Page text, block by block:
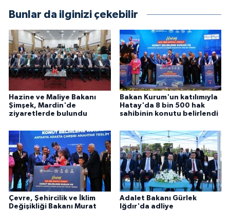
Bunlar da ilginizi çekebilir
Hazine ve Maliye Bakanı
Şimşek, Mardin'de
ziyaretlerde bulundu
Bakan Kurum'un katılımıyla
Hatay'da 8 bin 500 hak
sahibinin konutu belirlendi
Çevre, Şehircilik ve İklim
Değişikliği Bakanı Murat
Adalet Bakanı Gürlek
Iğdır'da adliye